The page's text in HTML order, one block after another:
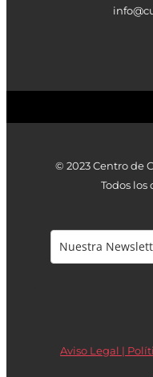
© 2023 Centro de
Todos los
Aviso Legal |